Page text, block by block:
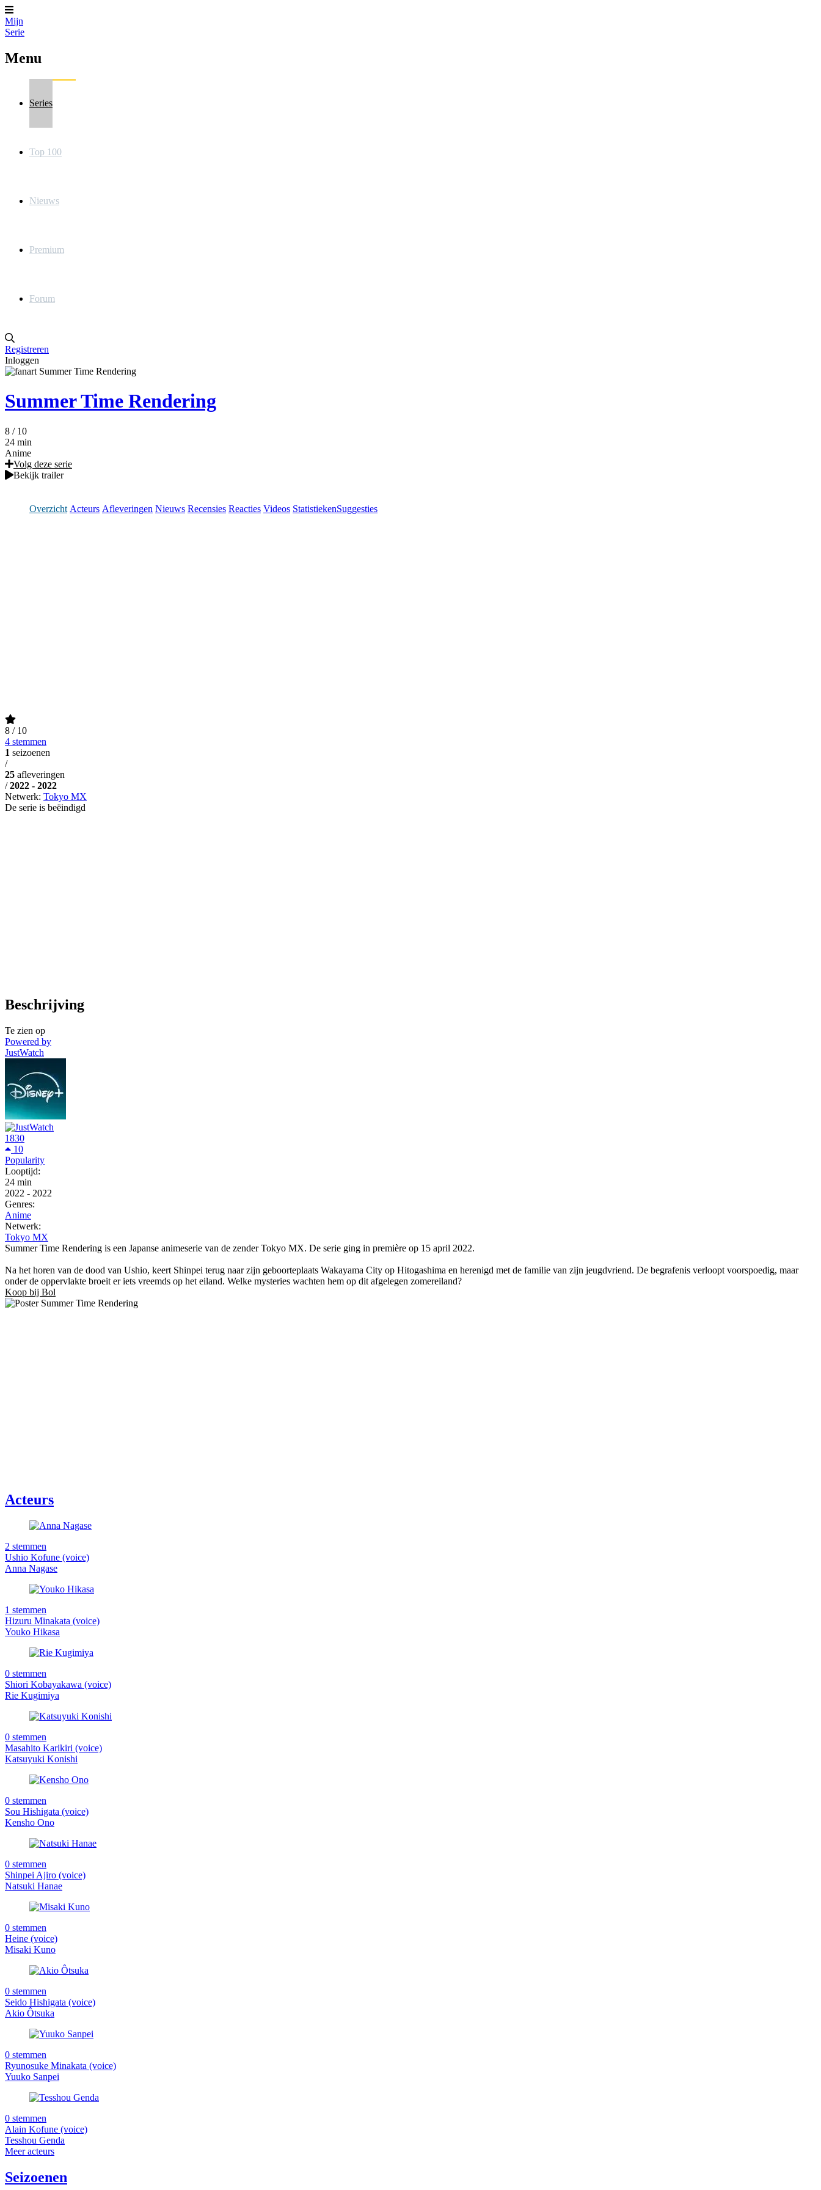
Mijn
Serie
Menu
Series
Top 100
Nieuws
Premium
Forum
Registreren
Inloggen
Summer Time Rendering
8 / 10
24 min
Anime
Volg deze serie
Bekijk trailer
Overzicht Acteurs Afleveringen Nieuws Recensies Reacties Videos StatistiekenSuggesties
8 / 10
4 stemmen
1 seizoenen
/
25 afleveringen
/ 2022 - 2022
Netwerk: Tokyo MX
De serie is beëindigd
Beschrijving
Te zien op
Powered by
JustWatch
1830
10
Popularity
Looptijd:
24 min
2022 - 2022
Genres:
Anime
Netwerk:
Tokyo MX
Summer Time Rendering is een Japanse animeserie van de zender Tokyo MX. De serie ging in première op 15 april 2022.
Na het horen van de dood van Ushio, keert Shinpei terug naar zijn geboorteplaats Wakayama City op Hitogashima en herenigd met de familie van zijn jeugdvriend. De begrafenis verloopt voorspoedig, maar
onder de oppervlakte broeit er iets vreemds op het eiland. Welke mysteries wachten hem op dit afgelegen zomereiland?
Koop bij Bol
Acteurs
2 stemmen
Ushio Kofune (voice)
Anna Nagase
1 stemmen
Hizuru Minakata (voice)
Youko Hikasa
0 stemmen
Shiori Kobayakawa (voice)
Rie Kugimiya
0 stemmen
Masahito Karikiri (voice)
Katsuyuki Konishi
0 stemmen
Sou Hishigata (voice)
Kensho Ono
0 stemmen
Shinpei Ajiro (voice)
Natsuki Hanae
0 stemmen
Heine (voice)
Misaki Kuno
0 stemmen
Seido Hishigata (voice)
Akio Ôtsuka
0 stemmen
Ryunosuke Minakata (voice)
Yuuko Sanpei
0 stemmen
Alain Kofune (voice)
Tesshou Genda
Meer acteurs
Seizoenen